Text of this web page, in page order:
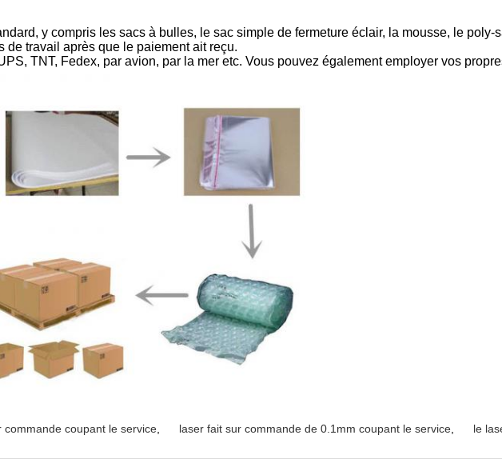
y compris les sacs à bulles, le sac simple de fermeture éclair, la mousse, le poly-
de travail après que le paiement ait reçu.
TNT, Fedex, par avion, par la mer etc. Vous pouvez également employer vos
commande coupant le service laser fait sur commande de 0.1mm coupant le service le